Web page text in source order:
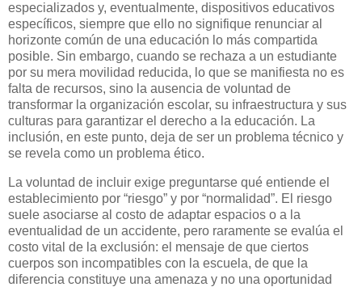
especializados y, eventualmente, dispositivos educativos
específicos, siempre que ello no signifique renunciar al
horizonte común de una educación lo más compartida
posible. Sin embargo, cuando se rechaza a un estudiante
por su mera movilidad reducida, lo que se manifiesta no es
falta de recursos, sino la ausencia de voluntad de
transformar la organización escolar, su infraestructura y sus
culturas para garantizar el derecho a la educación. La
inclusión, en este punto, deja de ser un problema técnico y
se revela como un problema ético.
La voluntad de incluir exige preguntarse qué entiende el
establecimiento por “riesgo” y por “normalidad”. El riesgo
suele asociarse al costo de adaptar espacios o a la
eventualidad de un accidente, pero raramente se evalúa el
costo vital de la exclusión: el mensaje de que ciertos
cuerpos son incompatibles con la escuela, de que la
diferencia constituye una amenaza y no una oportunidad